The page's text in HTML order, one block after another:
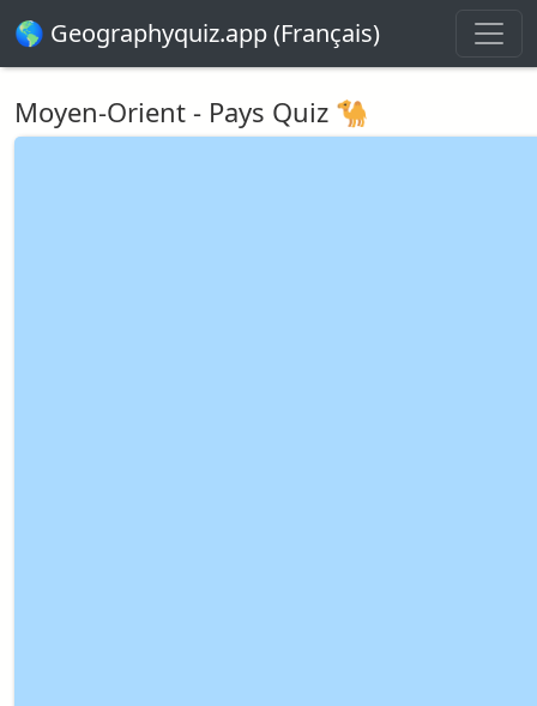
🌎 Geographyquiz.app (Français)
Moyen-Orient - Pays Quiz 🐪